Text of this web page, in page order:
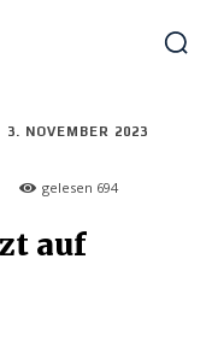
3. NOVEMBER 2023
gelesen 694
auf